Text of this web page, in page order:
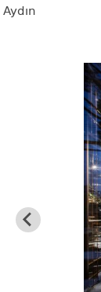
Aydın